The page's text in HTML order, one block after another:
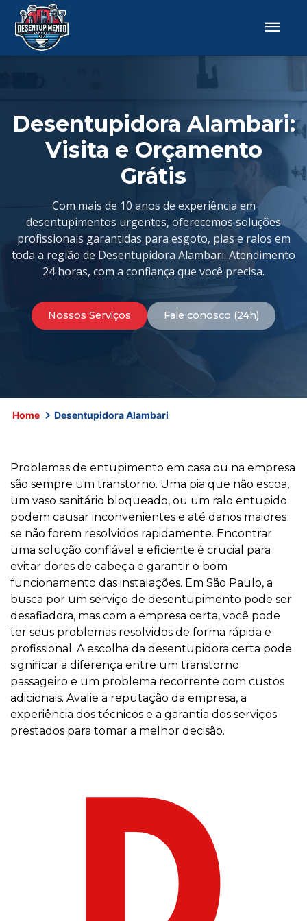
Desentupidora Alambari:
Visita e Orçamento
Grátis
Com mais de 10 anos de experiência em
desentupimentos urgentes, oferecemos soluções
profissionais garantidas para esgoto, pias e ralos em
toda a região de Desentupidora Alambari. Atendimento
24 horas, com a confiança que você precisa.
Nossos Serviços Fale conosco (24h)
Home Desentupidora Alambari
Problemas de entupimento em casa ou na empresa
são sempre um transtorno. Uma pia que não escoa,
um vaso sanitário bloqueado, ou um ralo entupido
podem causar inconvenientes e até danos maiores
se não forem resolvidos rapidamente. Encontrar
uma solução confiável e eficiente é crucial para
evitar dores de cabeça e garantir o bom
funcionamento das instalações. Em São Paulo, a
busca por um serviço de desentupimento pode ser
desafiadora, mas com a empresa certa, você pode
ter seus problemas resolvidos de forma rápida e
profissional. A escolha da desentupidora certa pode
significar a diferença entre um transtorno
passageiro e um problema recorrente com custos
adicionais. Avalie a reputação da empresa, a
experiência dos técnicos e a garantia dos serviços
prestados para tomar a melhor decisão.